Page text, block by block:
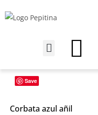
al
Menu
Save
Corbata azul añil